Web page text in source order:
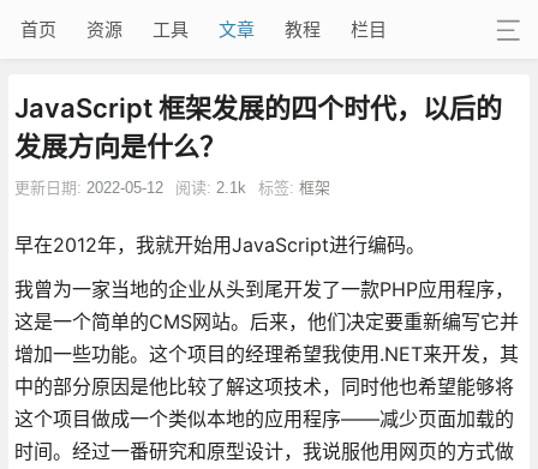
首页 资源 工具 文章 教程 栏目
JavaScript 框架发展的四个时代，以后的
发展方向是什么？
更新日期: 2022-05-12 阅读: 2.1k 标签: 框架
早在2012年，我就开始用JavaScript进行编码。
我曾为一家当地的企业从头到尾开发了一款PHP应用程序，
这是一个简单的CMS网站。后来，他们决定要重新编写它并
增加一些功能。这个项目的经理希望我使用.NET来开发，其
中的部分原因是他比较了解这项技术，同时他也希望能够将
这个项目做成一个类似本地的应用程序——减少页面加载的
时间。经过一番研究和原型设计，我说服他用网页的方式做